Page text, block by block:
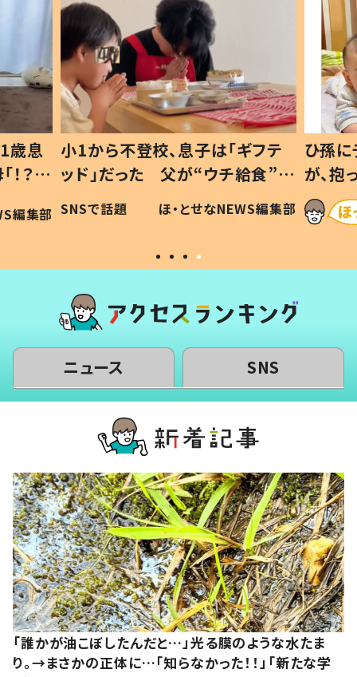
歳息
？」
編集部
小1から不登校、息子は「ギフテ
ッド」だった 父が“ウチ給食”を
作り続ける理由とは #令和の親
#令和の子
SNSで話題 ほ・とせなNEWS編集部
ひ孫
が、
「涙が
い」
ニュース SNS
「誰かが油こぼしたんだと…」光る膜のような水たま
り。→まさかの正体に…「知らなかった！！」「新たな学